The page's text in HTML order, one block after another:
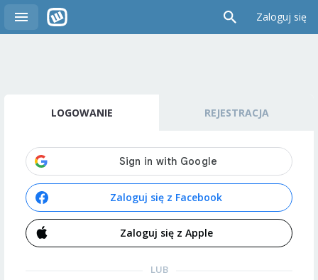
Zaloguj się
LOGOWANIE REJESTRACJA
Zaloguj się z Facebook
Zaloguj się z Apple
LUB